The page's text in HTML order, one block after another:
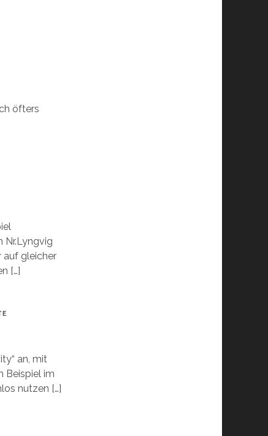
öfters
Nr.Lyngvig
auf gleicher
[…]
an, mit
Beispiel im
nutzen […]